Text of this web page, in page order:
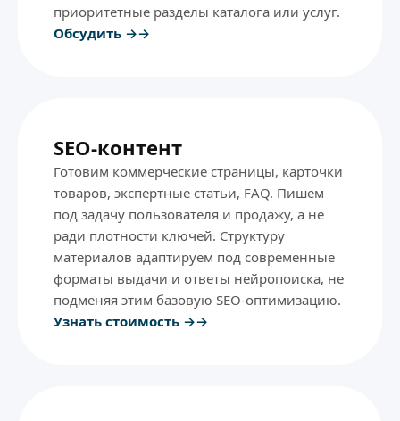
приоритетные разделы каталога или услуг.
Обсудить →
SEO-контент
Готовим коммерческие страницы, карточки
товаров, экспертные статьи, FAQ. Пишем
под задачу пользователя и продажу, а не
ради плотности ключей. Структуру
материалов адаптируем под современные
форматы выдачи и ответы нейропоиска, не
подменяя этим базовую SEO-оптимизацию.
Узнать стоимость →